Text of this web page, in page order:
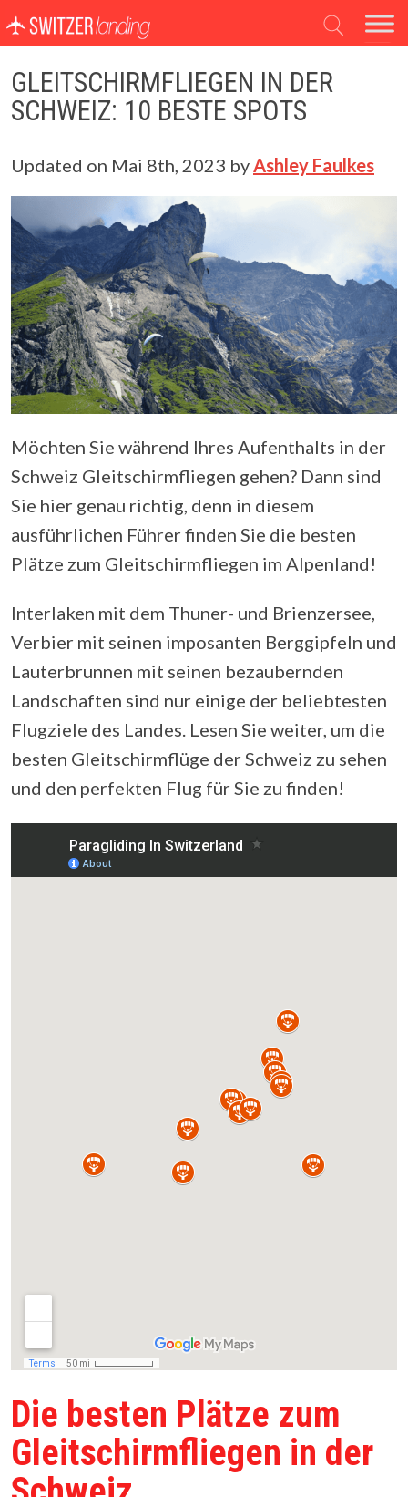
Hauptnavigation
GLEITSCHIRMFLIEGEN IN DER
SCHWEIZ: 10 BESTE SPOTS
Updated on Mai 8th, 2023 byAshley Faulkes
Möchten Sie während Ihres Aufenthalts in der
Schweiz Gleitschirmfliegen gehen? Dann sind
Sie hier genau richtig, denn in diesem
ausführlichen Führer finden Sie die besten
Plätze zum Gleitschirmfliegen im Alpenland!
Interlaken mit dem Thuner- und Brienzersee,
Verbier mit seinen imposanten Berggipfeln und
Lauterbrunnen mit seinen bezaubernden
Landschaften sind nur einige der beliebtesten
Flugziele des Landes. Lesen Sie weiter, um die
besten Gleitschirmflüge der Schweiz zu sehen
und den perfekten Flug für Sie zu finden!
Die besten Plätze zum
Gleitschirmfliegen in der